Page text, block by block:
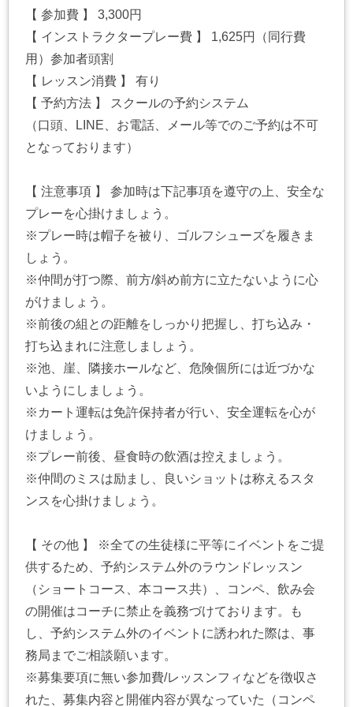
【 参加費 】 3,300円
【 インストラクタープレー費 】 1,625円（同行費
用）参加者頭割
【 レッスン消費 】 有り
【 予約方法 】 スクールの予約システム
（口頭、LINE、お電話、メール等でのご予約は不可
となっております）
【 注意事項 】 参加時は下記事項を遵守の上、安全な
プレーを心掛けましょう。
※プレー時は帽子を被り、ゴルフシューズを履きま
しょう。
※仲間が打つ際、前方/斜め前方に立たないように心
がけましょう。
※前後の組との距離をしっかり把握し、打ち込み・
打ち込まれに注意しましょう。
※池、崖、隣接ホールなど、危険個所には近づかな
いようにしましょう。
※カート運転は免許保持者が行い、安全運転を心が
けましょう。
※プレー前後、昼食時の飲酒は控えましょう。
※仲間のミスは励まし、良いショットは称えるスタ
ンスを心掛けましょう。
【 その他 】 ※全ての生徒様に平等にイベントをご提
供するため、予約システム外のラウンドレッスン
（ショートコース、本コース共）、コンペ、飲み会
の開催はコーチに禁止を義務づけております。も
し、予約システム外のイベントに誘われた際は、事
務局までご相談願います。
※募集要項に無い参加費/レッスンフィなどを徴収さ
れた、募集内容と開催内容が異なっていた（コンペ